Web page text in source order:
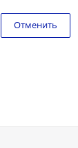
Отменить